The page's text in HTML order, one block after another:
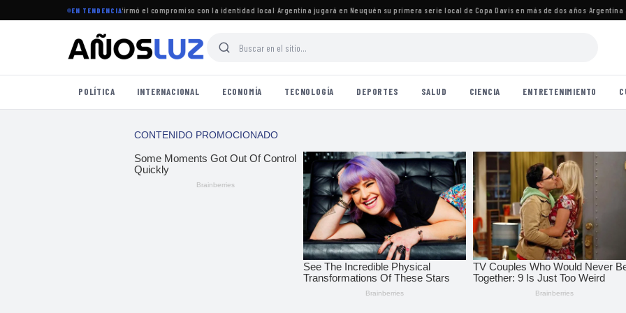
EN TENDENCIA
el período legislativo y reafirmó el compromiso con la identidad local·Argentina jugará en Neuquén su primera serie local de Copa Davis en más de dos años·Argentina
POLÍTICA INTERNACIONAL ECONOMÍA TECNOLOGÍA DEPORTES SALUD CIENCIA ENTRETENIMIENTO